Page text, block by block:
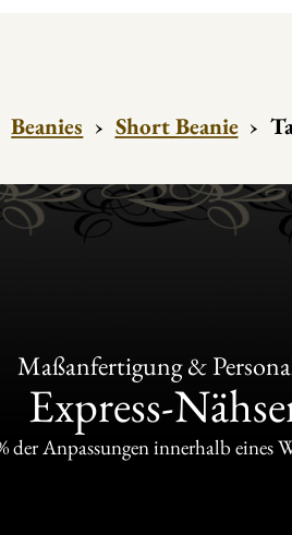
Beanies › Short Beanie ›
Maßanfertigung &
Express-
der Anpassungen innerhalb eines